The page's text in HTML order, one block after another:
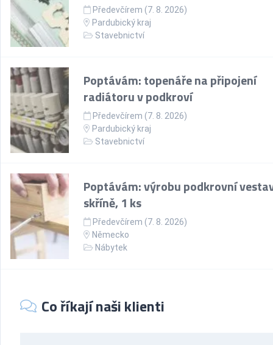
Předevčírem (7. 8. 2026)
Pardubický kraj
Stavebnictví
Poptávám: topenáře na připojení
radiátoru v podkroví
Předevčírem (7. 8. 2026)
Pardubický kraj
Stavebnictví
Poptávám: výrobu podkrovní
skříně, 1 ks
Předevčírem (7. 8. 2026)
Německo
Nábytek
Co říkají naši klienti